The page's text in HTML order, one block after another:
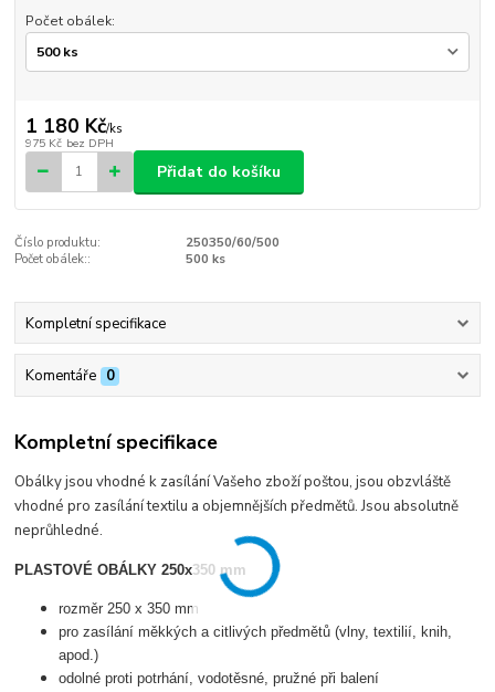
Počet obálek:
1 180 Kč/ks
975 Kč bez DPH
Přidat do košíku
Číslo produktu:
250350/60/500
Počet obálek::
500 ks
Kompletní specifikace
Komentáře 0
Kompletní specifikace
Obálky jsou vhodné k zasílání Vašeho zboží poštou, jsou obzvláště
vhodné pro zasílání textilu a objemnějších předmětů. Jsou absolutně
neprůhledné.
PLASTOVÉ OBÁLKY 250x350 mm
rozměr 250 x 350 mm
pro zasílání měkkých a citlivých předmětů (vlny, textilií, knih,
apod.)
odolné proti potrhání, vodotěsné, pružné při balení